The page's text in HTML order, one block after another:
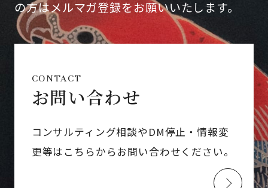
の方はメルマガ登録をお願いいたします。
CONTACT
お問い合わせ
コンサルティング相談やDM停止・情報変
更等はこちらからお問い合わせください。